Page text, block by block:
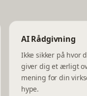
AI Rådgivning
Ikke sikker på hvor
giver dig et ærligt
mening for din
hype.